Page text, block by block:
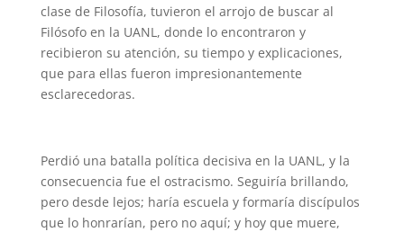
clase de Filosofía, tuvieron el arrojo de buscar al
Filósofo en la UANL, donde lo encontraron y
recibieron su atención, su tiempo y explicaciones,
que para ellas fueron impresionantemente
esclarecedoras.
Perdió una batalla política decisiva en la UANL, y la
consecuencia fue el ostracismo. Seguiría brillando,
pero desde lejos; haría escuela y formaría discípulos
que lo honrarían, pero no aquí; y hoy que muere,